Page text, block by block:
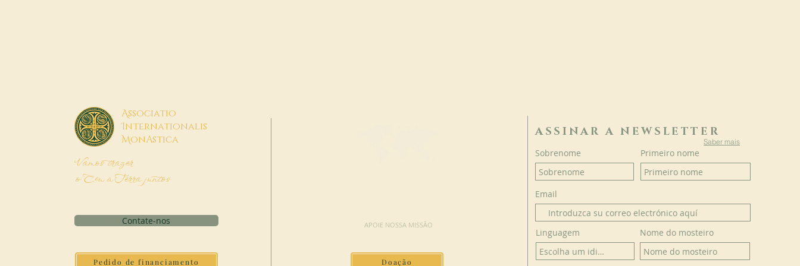
Associatio
Internationalis
MonAstica
Vamos trazer
o Céu à Terra juntos
Contate-nos
Pedido de financiamento
APOIE NOSSA MISSÃO
Doação
ASSINAR A NEWSLETTER
Saber mais
Sobrenome Primeiro nome
Email
Linguagem Nome do mosteiro